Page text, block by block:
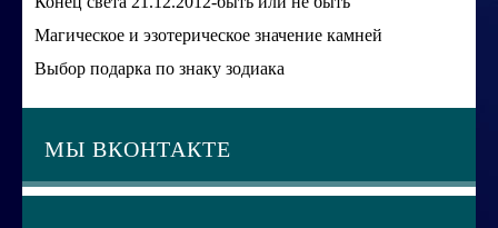
Магическое и эзотерическое значение камней
Выбор подарка по знаку зодиака
МЫ ВКОНТАКТЕ